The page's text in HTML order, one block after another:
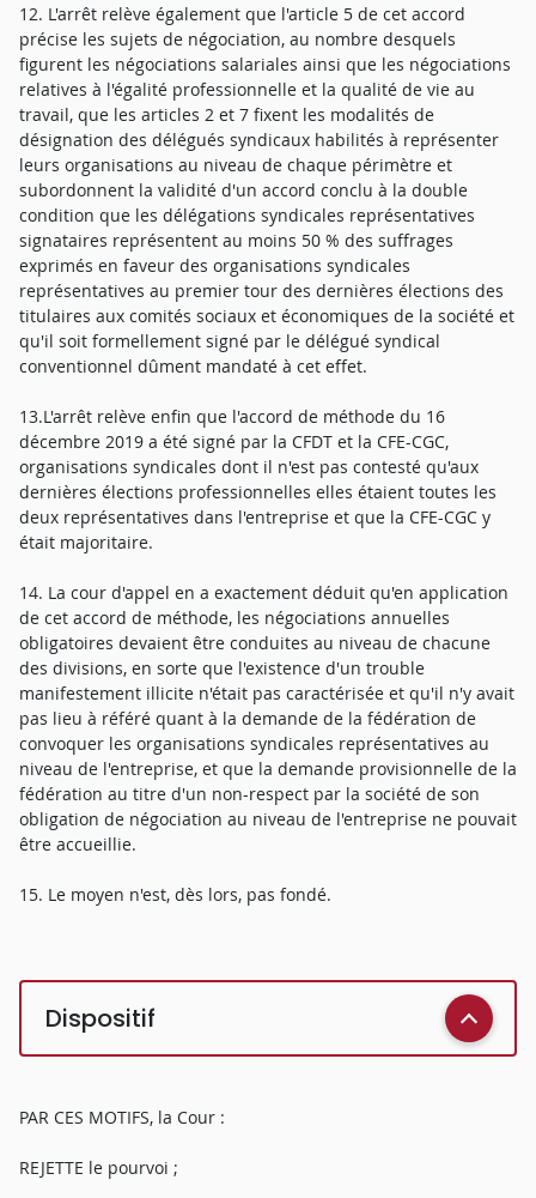
12. L'arrêt relève également que l'article 5 de cet accord
précise les sujets de négociation, au nombre desquels
figurent les négociations salariales ainsi que les négociations
relatives à l'égalité professionnelle et la qualité de vie au
travail, que les articles 2 et 7 fixent les modalités de
désignation des délégués syndicaux habilités à représenter
leurs organisations au niveau de chaque périmètre et
subordonnent la validité d'un accord conclu à la double
condition que les délégations syndicales représentatives
signataires représentent au moins 50 % des suffrages
exprimés en faveur des organisations syndicales
représentatives au premier tour des dernières élections des
titulaires aux comités sociaux et économiques de la société et
qu'il soit formellement signé par le délégué syndical
conventionnel dûment mandaté à cet effet.
13.L'arrêt relève enfin que l'accord de méthode du 16
décembre 2019 a été signé par la CFDT et la CFE-CGC,
organisations syndicales dont il n'est pas contesté qu'aux
dernières élections professionnelles elles étaient toutes les
deux représentatives dans l'entreprise et que la CFE-CGC y
était majoritaire.
14. La cour d'appel en a exactement déduit qu'en application
de cet accord de méthode, les négociations annuelles
obligatoires devaient être conduites au niveau de chacune
des divisions, en sorte que l'existence d'un trouble
manifestement illicite n'était pas caractérisée et qu'il n'y avait
pas lieu à référé quant à la demande de la fédération de
convoquer les organisations syndicales représentatives au
niveau de l'entreprise, et que la demande provisionnelle de la
fédération au titre d'un non-respect par la société de son
obligation de négociation au niveau de l'entreprise ne pouvait
être accueillie.
15. Le moyen n'est, dès lors, pas fondé.
Dispositif
PAR CES MOTIFS, la Cour :
REJETTE le pourvoi ;